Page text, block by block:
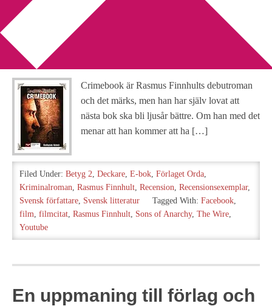
Recension: Crimebook av
Rasmus Finnhult
2014-11-24
Crimebook är Rasmus Finnhults debutroman
och det märks, men han har själv lovat att
nästa bok ska bli ljusår bättre. Om han med det
menar att han kommer att ha […]
Filed Under: Betyg 2, Deckare, E-bok, Förlaget Orda,
Kriminalroman, Rasmus Finnhult, Recension, Recensionsexemplar,
Svensk författare, Svensk litteratur Tagged With: Facebook,
film, filmcitat, Rasmus Finnhult, Sons of Anarchy, The Wire,
Youtube
En uppmaning till förlag och